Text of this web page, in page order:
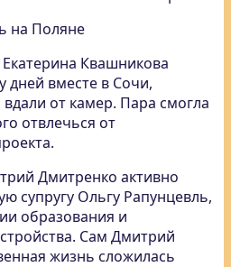
на Поляне
Квашникова
дней вместе в Сочи,
от камер. Пара смогла
отвлечься от
Дмитренко активно
супругу Ольгу Рапунцевль,
образования и
Сам Дмитрий
жизнь сложилась